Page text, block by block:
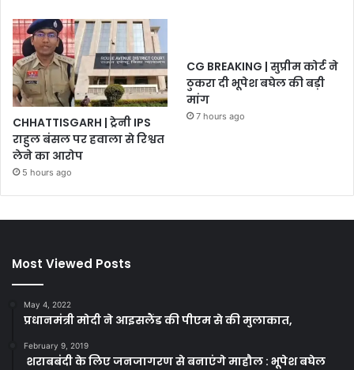
CHHATTISGARH | ट्रेनी IPS
राहुल बंसल पर हवाला से रिश्वत
लेने का आरोप
5 hours ago
CG BREAKING | सुप्रीम कोर्ट ने
ठुकरा दी भूपेश बघेल की बड़ी
मांग
7 hours ago
Most Viewed Posts
May 4, 2022
प्रधानमंत्री मोदी ने आइसलैंड की पीएम से की मुलाकात,
February 9, 2019
शराबबंदी के लिए जनजागरण से बनाएंगे माहौल : भूपेश बघेल